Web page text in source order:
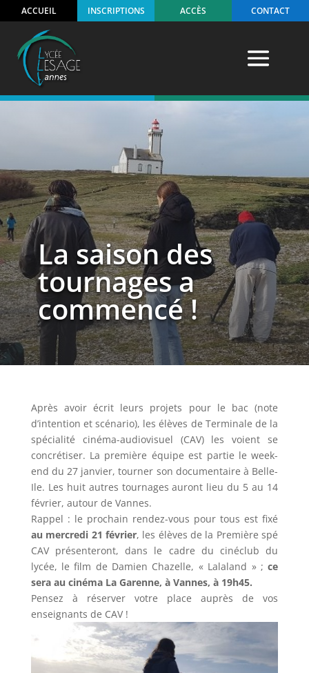
ACCUEIL INSCRIPTIONS ACCÈS CONTACT
La saison des
tournages a
commencé !
Après avoir écrit leurs projets pour le bac (note
d’intention et scénario), les élèves de Terminale de la
spécialité cinéma-audiovisuel (CAV) les voient se
concrétiser. La première équipe est partie le week-
end du 27 janvier, tourner son documentaire à Belle-
Ile. Les huit autres tournages auront lieu du 5 au 14
février, autour de Vannes.
Rappel : le prochain rendez-vous pour tous est fixé
au mercredi 21 février, les élèves de la Première spé
CAV présenteront, dans le cadre du cinéclub du
lycée, le film de Damien Chazelle, « Lalaland » ;ce
sera au cinéma La Garenne, à Vannes, à 19h45.
Pensez à réserver votre place auprès de vos
enseignants de CAV !